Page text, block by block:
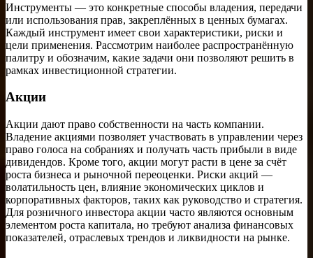
Инструменты — это конкретные способы владения, передачи
или использования прав, закреплённых в ценных бумагах.
Каждый инструмент имеет свои характеристики, риски и
цели применения. Рассмотрим наиболее распространённую
палитру и обозначим, какие задачи они позволяют решить в
рамках инвестиционной стратегии.
Акции
Акции дают право собственности на часть компании.
Владение акциями позволяет участвовать в управлении через
право голоса на собраниях и получать часть прибыли в виде
дивидендов. Кроме того, акции могут расти в цене за счёт
роста бизнеса и рыночной переоценки. Риски акций —
волатильность цен, влияние экономических циклов и
корпоративных факторов, таких как руководство и стратегия.
Для розничного инвестора акции часто являются основным
элементом роста капитала, но требуют анализа финансовых
показателей, отраслевых трендов и ликвидности на рынке.